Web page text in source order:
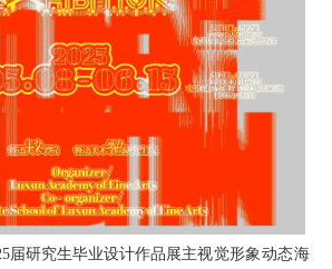
届研究生毕业设计作品展主视觉形象动态海